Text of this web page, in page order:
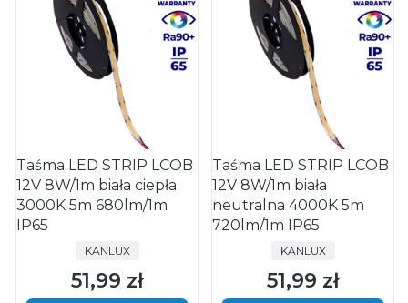
Taśma LED STRIP LCOB
12V 8W/1m biała ciepła
3000K 5m 680lm/1m
IP65
PRODUCENT
KANLUX
Cena
51,99 zł
Taśma LED STRIP LCOB
12V 8W/1m biała
neutralna 4000K 5m
720lm/1m IP65
PRODUCENT
KANLUX
Cena
51,99 zł